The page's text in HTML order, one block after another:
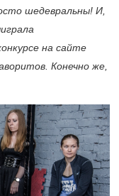
шедевральны! И,
на сайте
Конечно же,